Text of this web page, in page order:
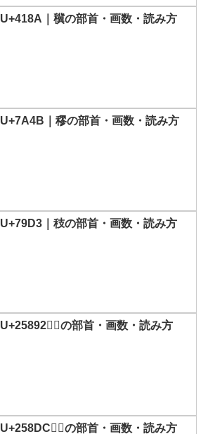
U+418A｜䆊の部首・画数・読み方
U+7A4B｜穋󠄀の部首・画数・読み方
U+79D3｜秓の部首・画数・読み方
U+25892｜𥢒の部首・画数・読み方
U+258DC｜𥣜の部首・画数・読み方